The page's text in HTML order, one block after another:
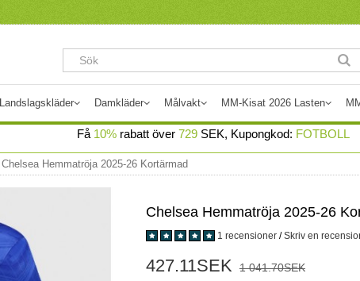
Landslagskläder Damkläder Målvakt MM-Kisat 2026 Lasten
Få 10% rabatt över 729 SEK, Kupongkod: FOTBOLL
Chelsea Hemmatröja 2025-26 Kortärmad
Chelsea Hemmatröja 2025-26
1 recensioner /Skriv en
427.11SEK 1 041.70SEK